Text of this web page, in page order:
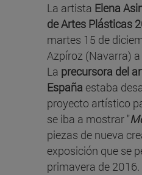
La artista Elena
de Artes Plásticas
martes 15 de
Azpíroz (Navarra)
La precursora del
España estaba
proyecto artístico
se iba a mostrar "
piezas de nueva
exposición que se
primavera de 2016.